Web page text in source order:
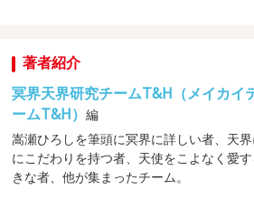
著者紹介
冥界天界研究チームT&H（メイカイ
ームT&H）編
嵩瀬ひろしを筆頭に冥界に詳しい者、天
にこだわりを持つ者、天使をこよなく愛
きな者、他が集まったチーム。